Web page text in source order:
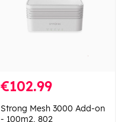
€102.99
Strong Mesh 3000 Add-on
- 100m2, 802